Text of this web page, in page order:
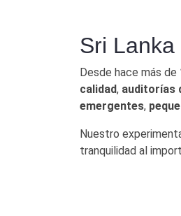
Sri
Desde hace más de
calidad, auditorías
emergentes,
Nuestro
tranquilidad al